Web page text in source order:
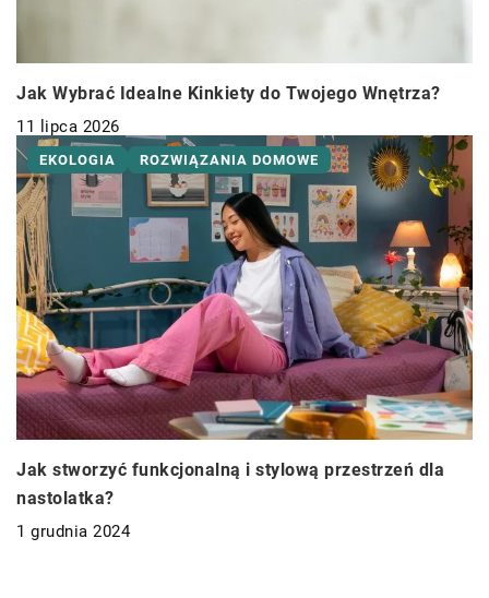
Jak Wybrać Idealne Kinkiety do Twojego Wnętrza?
11 lipca 2026
EKOLOGIA ROZWIĄZANIA DOMOWE
Jak stworzyć funkcjonalną i stylową przestrzeń dla
nastolatka?
1 grudnia 2024